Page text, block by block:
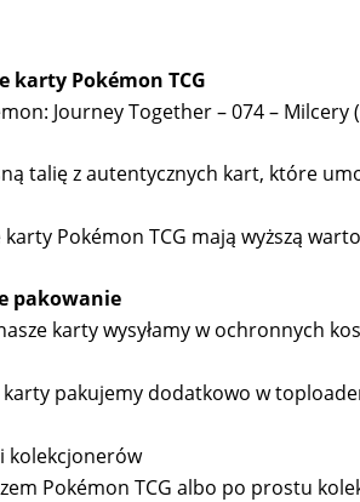
karty Pokémon TCG
Journey Together – 074 – Milcery
talię z autentycznych kart, które
Pokémon TCG mają wyższą
pakowanie
karty wysyłamy w ochronnych
karty pakujemy dodatkowo w
kolekcjonerów
Pokémon TCG albo po prostu